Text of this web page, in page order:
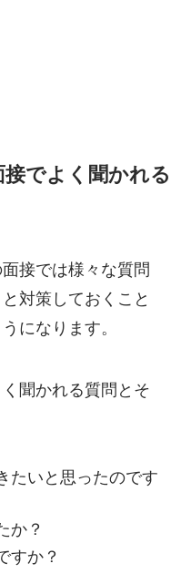
でよく聞かれる
接では様々な質問
対策しておくこと
になります。
聞かれる質問とそ
たいと思ったのです
か？
すか？